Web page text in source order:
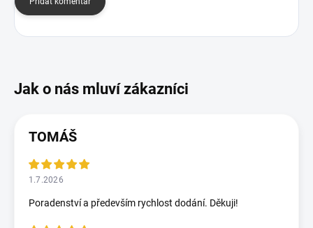
TOMÁŠ
1.7.2026
Poradenství a především rychlost dodání. Děkuji!